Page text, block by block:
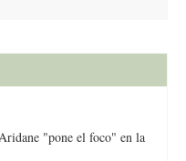
"pone el foco" en la